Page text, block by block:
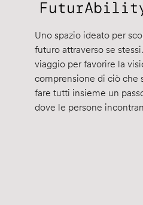
Uno spazio ideato per
futuro attraverso se
viaggio per favorire la
comprensione di ciò che
fare tutti insieme un
dove le persone